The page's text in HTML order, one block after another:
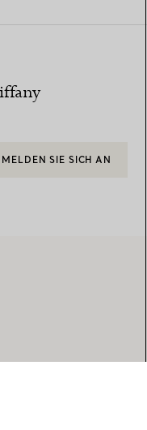
MELDEN SIE SICH AN